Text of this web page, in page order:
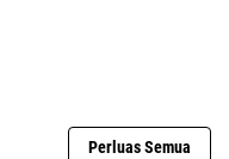
Perluas Semua